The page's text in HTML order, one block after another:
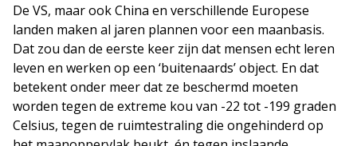
De VS, maar ook China en verschillende Europese
landen maken al jaren plannen voor een maanbasis.
Dat zou dan de eerste keer zijn dat mensen echt leren
leven en werken op een ‘buitenaards’ object. En dat
betekent onder meer dat ze beschermd moeten
worden tegen de extreme kou van -22 tot -199 graden
Celsius, tegen de ruimtestraling die ongehinderd op